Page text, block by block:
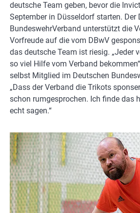
deutsche Team geben, bevor die
September in Düsseldorf starten. Der
BundeswehrVerband unterstützt die
Vorfreude auf die vom DBwV
das deutsche Team ist riesig. „Jeder
so viel Hilfe vom Verband
selbst Mitglied im Deutschen
„Dass der Verband die Trikots
schon rumgesprochen. Ich finde das
echt sagen.“